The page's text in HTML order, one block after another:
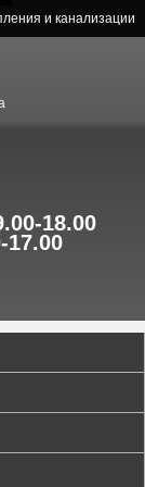
и канализации
18.00
17.00